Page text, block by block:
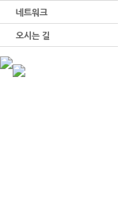
네트워크
오시는 길